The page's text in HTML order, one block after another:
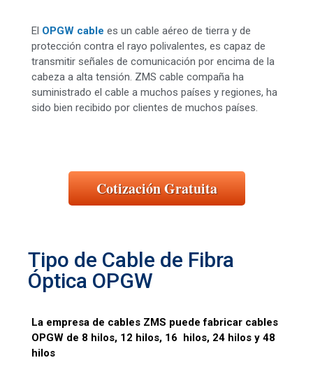
El OPGW cable es un cable aéreo de tierra y de
protección contra el rayo polivalentes, es capaz de
transmitir señales de comunicación por encima de la
cabeza a alta tensión. ZMS cable compaña ha
suministrado el cable a muchos países y regiones, ha
sido bien recibido por clientes de muchos países.
Cotización Gratuita
Tipo de Cable de Fibra
Óptica OPGW
La empresa de cables ZMS puede fabricar cables
OPGW de 8 hilos, 12 hilos, 16 hilos, 24 hilos y 48
hilos